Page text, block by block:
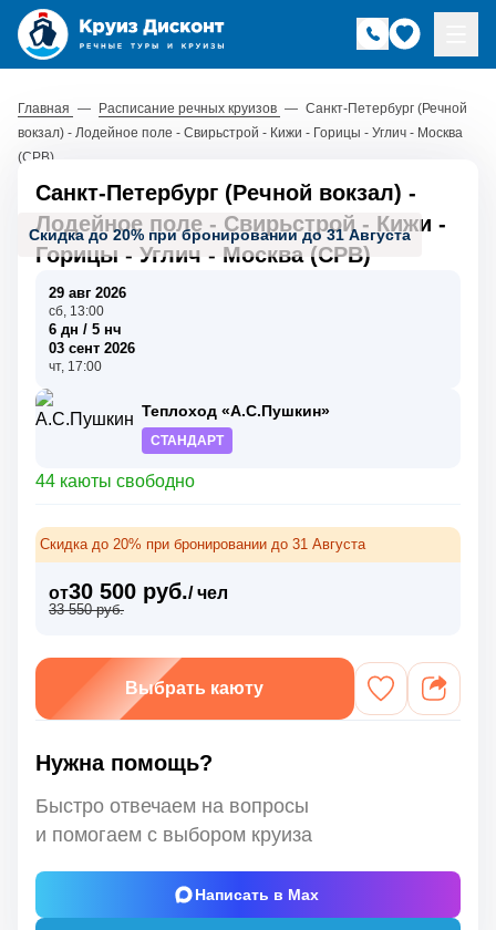
Главная — Расписание речных круизов — Санкт-Петербург (Речной
вокзал) - Лодейное поле - Свирьстрой - Кижи - Горицы - Углич - Москва
(СРВ)
Скидка до 20% при бронировании до 31 Августа
Санкт-Петербург (Речной вокзал) -
Лодейное поле - Свирьстрой - Кижи -
Горицы - Углич - Москва (СРВ)
29 авг 2026
сб, 13:00
6 дн / 5 нч
03 сент 2026
чт, 17:00
Теплоход «А.С.Пушкин»
СТАНДАРТ
44 каюты свободно
Скидка до 20% при бронировании до 31 Августа
от30 500 руб./ чел
33 550 руб.
Выбрать каюту
Нужна помощь?
Быстро отвечаем на вопросы
и помогаем с выбором круиза
Написать в Max